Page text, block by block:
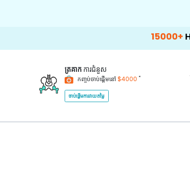
Happy
ត្រគាក ការជំនួស
កញ្ចប់ចាប់ផ្តើមនៅ $4000 *
ចាប់ផ្តើមការវាយតម្លៃ